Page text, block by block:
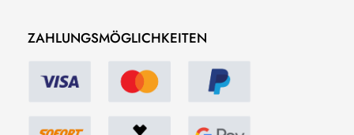
ZAHLUNGSMÖGLICHKEITEN